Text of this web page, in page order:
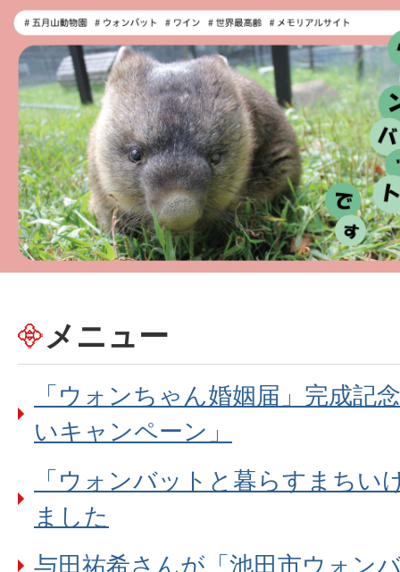
メニュー
「ウォンちゃん婚姻届」完成記
いキャンペーン」
「ウォンバットと暮らすまちい
ました
与田祐希さんが「池田市ウォン